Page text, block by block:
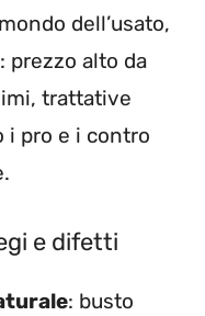
dell’usato,
prezzo alto da
trattative
i pro e i contro
e difetti
: busto